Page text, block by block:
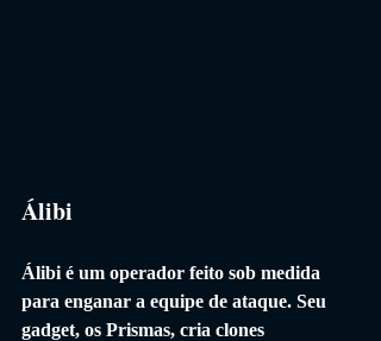
Álibi
Álibi é um operador feito sob medida
para enganar a equipe de ataque. Seu
gadget, os Prismas, cria clones